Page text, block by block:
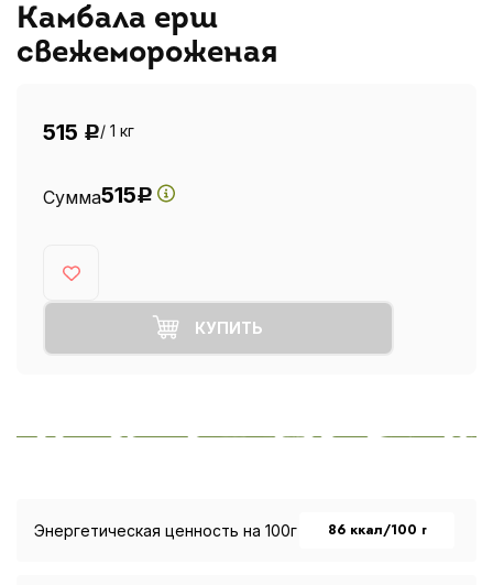
Камбала ерш
свежемороженая
515 Р/ 1 кг
Сумма515Р
КУПИТЬ
Энергетическая ценность на 100г 86 ккал/100 г